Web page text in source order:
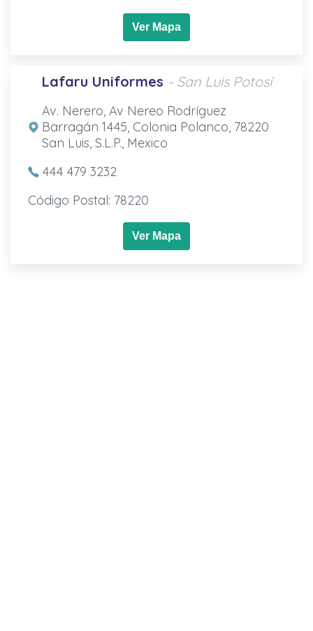
Ver Mapa
Lafaru Uniformes - San Luis Potosí
Av. Nerero, Av Nereo Rodríguez
Barragán 1445, Colonia Polanco, 78220
San Luis, S.L.P., Mexico
444 479 3232
Código Postal: 78220
Ver Mapa